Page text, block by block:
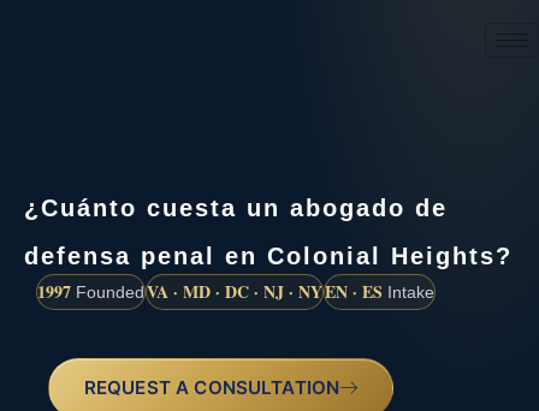
¿Cuánto cuesta un abogado de
defensa penal en Colonial Heights?
1997 FoundedVA · MD · DC · NJ · NYEN · ES Intake
REQUEST A CONSULTATION